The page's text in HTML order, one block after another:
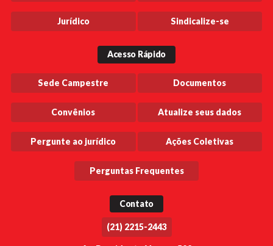
Jurídico Sindicalize-se
Acesso Rápido
Sede Campestre Documentos
Convênios Atualize seus dados
Pergunte ao jurídico Ações Coletivas
Perguntas Frequentes
Contato
(21) 2215-2443